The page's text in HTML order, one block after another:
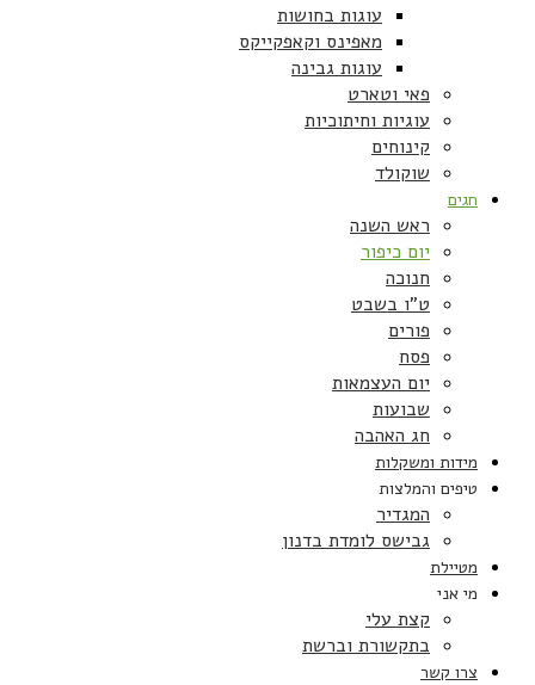
עוגות בחושות
מאפינס וקאפקייקס
עוגות גבינה
פאי וטארט
עוגיות וחיתוכיות
קינוחים
שוקולד
חגים
ראש השנה
יום כיפור
חנוכה
ט”ו בשבט
פורים
פסח
יום העצמאות
שבועות
חג האהבה
מידות ומשקלות
טיפים והמלצות
המגדיר
גבישס לומדת בדנון
מטיילת
מי אני
קצת עלי
בתקשורת וברשת
צרו קשר